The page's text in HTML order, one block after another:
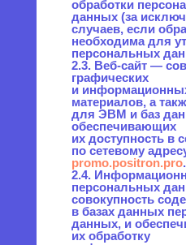
дополнительной информации
принадлежность
персональных данных
конкретному Пользователю
или иному субъекту
персональных данных.
2.6. Обработка персональных
данных — любое действие
(операция) или совокупность
действий (операций),
совершаемых
с использованием средств
автоматизации или без
использования таких средств
с персональными данными,
включая сбор, запись,
систематизацию, накопление,
хранение, уточнение
(обновление, изменение),
извлечение, использование,
передачу (распространение,
предоставление, доступ),
обезличивание, блокирование,
удаление, уничтожение
персональных данных.
2.7. Оператор —
государственный орган,
муниципальный орган,